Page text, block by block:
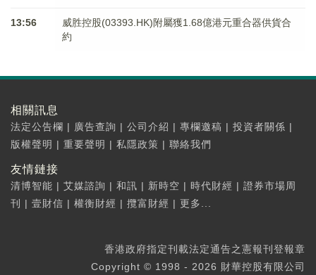
13:56
威胜控股(03393.HK)附屬獲1.68億港元重合器供貨合
約
相關訊息
法定公告欄 | 廣告查詢 | 公司介紹 | 專欄邀稿 | 投資者關係 |
版權聲明 | 重要聲明 | 私隱政策 | 聯絡我們
友情鏈接
清博智能 | 艾媒諮詢 | 和訊 | 新時空 | 時代財經 | 證券市場周
刊
| 壹財信 | 權衡財經 | 攬富財經 | 更多...
香港政府指定刊載法定通告之憲報刊登報章
Copyright © 1998 - 2026 財華控股有限公司